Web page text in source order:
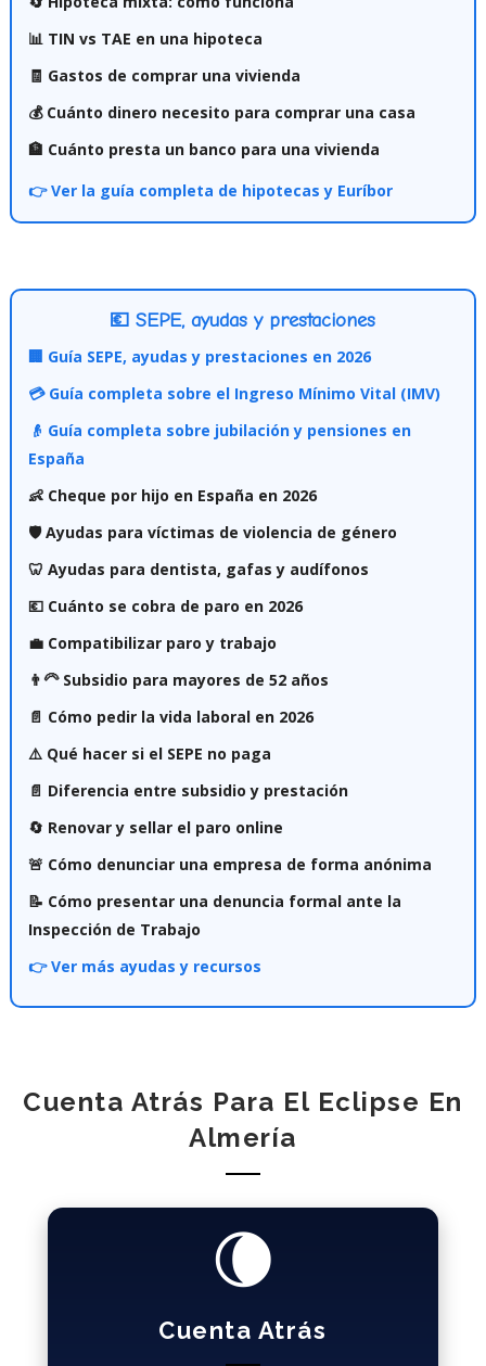
📊 TIN vs TAE en una hipoteca
🧾 Gastos de comprar una vivienda
💰 Cuánto dinero necesito para comprar una casa
🏦 Cuánto presta un banco para una vivienda
👉 Ver la guía completa de hipotecas y Euríbor
💶 SEPE, ayudas y prestaciones
🏢 Guía SEPE, ayudas y prestaciones en 2026
💳 Guía completa sobre el Ingreso Mínimo Vital (IMV)
👴 Guía completa sobre jubilación y pensiones en
España
👶 Cheque por hijo en España en 2026
🛡️ Ayudas para víctimas de violencia de género
🦷 Ayudas para dentista, gafas y audífonos
💶 Cuánto se cobra de paro en 2026
💼 Compatibilizar paro y trabajo
👨‍🦳 Subsidio para mayores de 52 años
📄 Cómo pedir la vida laboral en 2026
⚠️ Qué hacer si el SEPE no paga
📄 Diferencia entre subsidio y prestación
🔄 Renovar y sellar el paro online
🚨 Cómo denunciar una empresa de forma anónima
📝 Cómo presentar una denuncia formal ante la
Inspección de Trabajo
👉 Ver más ayudas y recursos
Cuenta Atrás Para El Eclipse En
Almería
🌘
Cuenta Atrás